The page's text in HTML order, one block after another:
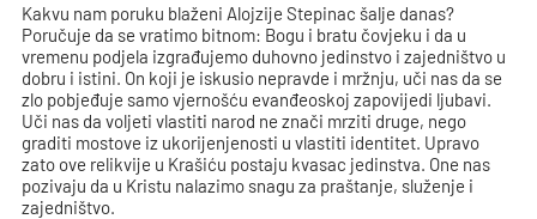
Kakvu nam poruku blaženi Alojzije Stepinac šalje danas?
Poručuje da se vratimo bitnom: Bogu i bratu čovjeku i da u
vremenu podjela izgrađujemo duhovno jedinstvo i zajedništvo u
dobru i istini. On koji je iskusio nepravde i mržnju, uči nas da se
zlo pobjeđuje samo vjernošću evanđeoskoj zapovijedi ljubavi.
Uči nas da voljeti vlastiti narod ne znači mrziti druge, nego
graditi mostove iz ukorijenjenosti u vlastiti identitet. Upravo
zato ove relikvije u Krašiću postaju kvasac jedinstva. One nas
pozivaju da u Kristu nalazimo snagu za praštanje, služenje i
zajedništvo.